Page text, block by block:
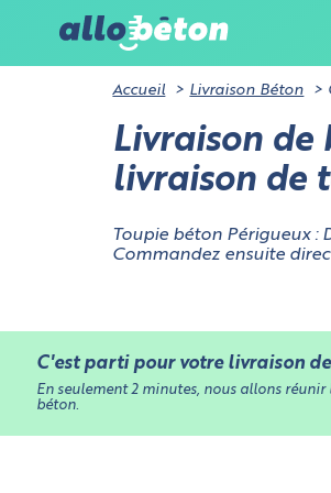
Accueil Livraison Béton
Livraison de
livraison de
Toupie béton Périgueux :
Commandez ensuite
C'est parti pour votre livraison
En seulement 2 minutes, nous allons
béton.